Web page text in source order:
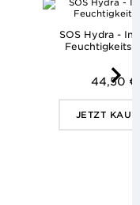
SOS Hydra -
44,50 €
JETZT